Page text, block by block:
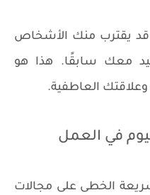
قد يقترب منك الأشخاص
معك سابقًا. هذا هو
العاطفية.
في العمل
الخطى على مجالات